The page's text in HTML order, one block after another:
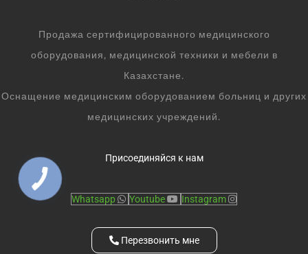
Продажа сертифицированного медицинского
оборудования, медицинской техники и мебели в
Казахстане.
Оснащение медицинским оборудованием больниц и других
медицинских учреждений.
Присоединяйся к нам
Whatsapp Youtube Instagram
Перезвонить мне